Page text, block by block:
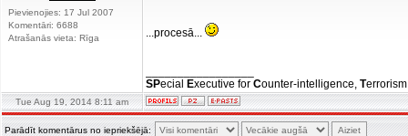
Pievienojies: 17 Jul 2007
Komentāri: 6688
Atrašanās vieta: Rīga
...procesā...
SPecial Executive for Counter-intelligence, T
Tue Aug 19, 2014 8:11 am
Parādīt komentārus no iepriekšējā: